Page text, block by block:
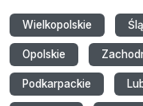
Wielkopolskie
Opolskie
Podkarpackie